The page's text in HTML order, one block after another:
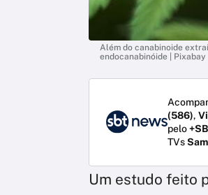
Além do canabinoide
endocanabinóide | Pixabay
(586),
pelo
TVs
Um estudo feito